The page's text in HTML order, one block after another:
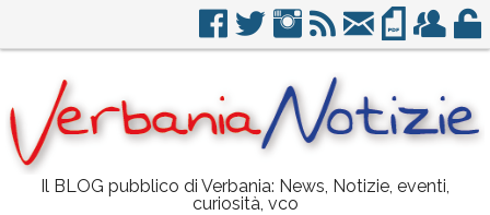
Il BLOG pubblico di Verbania: News, Notizie, eventi,
curiosità, vco